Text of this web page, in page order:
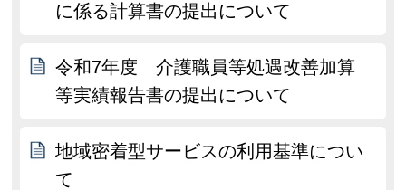
に係る計算書の提出について
令和7年度 介護職員等処遇改善加算
等実績報告書の提出について
地域密着型サービスの利用基準につい
て